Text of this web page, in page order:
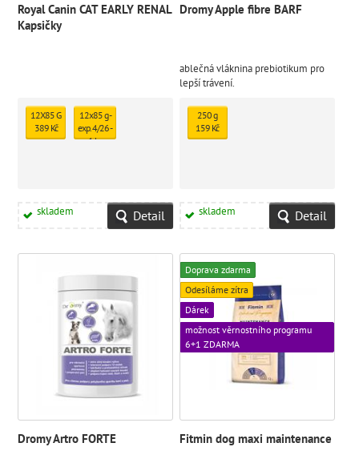
Royal Canin CAT EARLY RENAL
Kapsičky
12X85 G
389 Kč
12x85 g -
exp. 4/26 -
1 ks
skladem Detail
Dromy Apple fibre BARF
ablečná vláknina prebiotikum pro
lepší trávení.
250 g
159 Kč
skladem Detail
Dromy Artro FORTE
Doprava zdarma
Odesíláme zítra
Dárek
možnost věrnostního programu
6+1 ZDARMA
Fitmin dog maxi maintenance